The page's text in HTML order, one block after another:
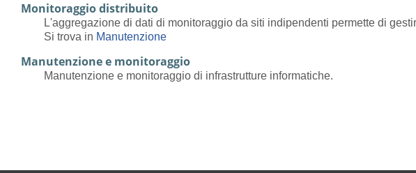
Monitoraggio distribuito
L'aggregazione di dati di monitoraggio da siti indipendenti permette di
Si trova in Manutenzione
Manutenzione e monitoraggio
Manutenzione e monitoraggio di infrastrutture informatiche.